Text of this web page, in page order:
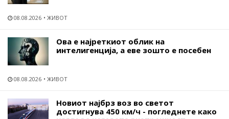
08.08.2026 ЖИВОТ
Ова е најреткиот облик на
интелигенција, а еве зошто е посебен
08.08.2026 ЖИВОТ
Новиот најбрз воз во светот
достигнува 450 км/ч - погледнете како